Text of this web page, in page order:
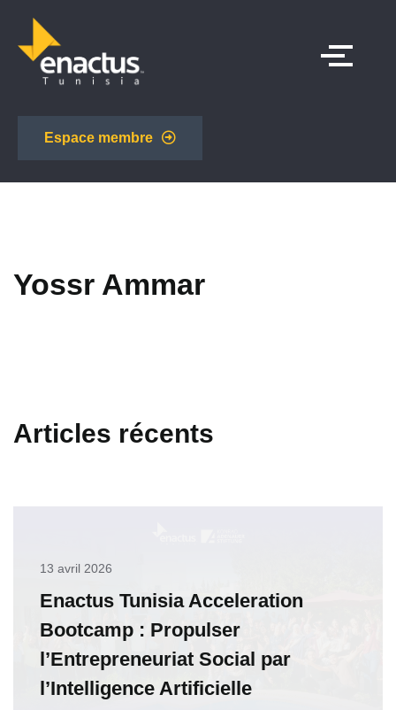
Espace membre
Yossr Ammar
Articles récents
13 avril 2026
Enactus Tunisia Acceleration
Bootcamp : Propulser
l’Entrepreneuriat Social par
l’Intelligence Artificielle